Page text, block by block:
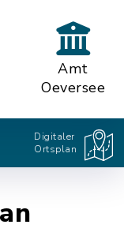
Amt
Oeversee
Digitaler
Ortsplan